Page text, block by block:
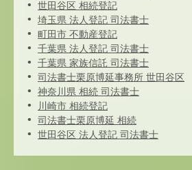
世田谷区 相続登記
埼玉県 法人登記 司法書士
町田市 不動産登記
千葉県 法人登記 司法書士
千葉県 家族信託 司法書士
司法書士栗原博延事務所 世田谷区
神奈川県 相続 司法書士
川崎市 相続登記
司法書士栗原博延 相続
世田谷区 法人登記 司法書士